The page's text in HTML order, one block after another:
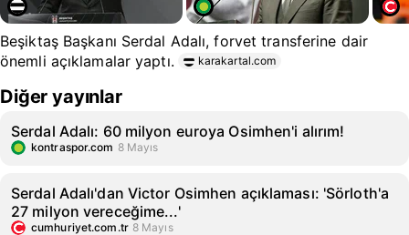
Beşiktaş Başkanı Serdal Adalı, forvet transferine dair
önemli açıklamalar yaptı.
karakartal.com
Diğer yayınlar
Serdal Adalı: 60 milyon euroya Osimhen'i alırım!
kontraspor.com 8 Mayıs
Serdal Adalı'dan Victor Osimhen açıklaması: 'Sörloth'a
27 milyon vereceğime...'
cumhuriyet.com.tr 8 Mayıs